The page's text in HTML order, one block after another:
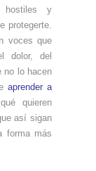
hostiles y
protegerte.
voces que
dolor, del
no lo hacen
aprender a
quieren
así sigan
forma más